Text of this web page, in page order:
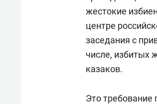
жестокие
центре
заседания с
числе, избитых
казаков.
Это требование